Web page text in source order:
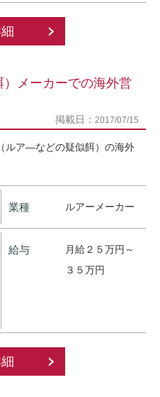
メーカーでの海外営
掲載日： 2017/07/15
ルア―などの疑似餌）の海外
業種 ルアーメーカー
給与
月給２５万円～
３５万円